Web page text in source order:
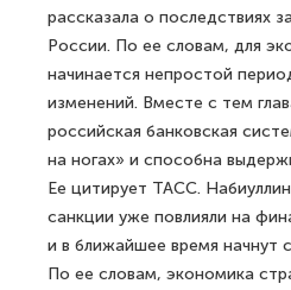
рассказала о последствиях
России. По ее словам, для
начинается непростой
изменений. Вместе с тем
российская банковская
на ногах» и способна
Ее цитирует ТАСС.
санкции уже повлияли на
и в ближайшее время начнут
По ее словам, экономика